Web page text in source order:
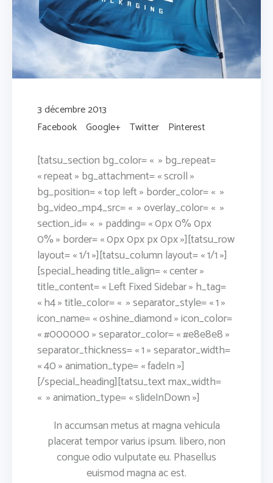
3 décembre 2013
Facebook Google+ Twitter Pinterest
[tatsu_section bg_color= « » bg_repeat=
« repeat » bg_attachment= « scroll »
bg_position= « top left » border_color= « »
bg_video_mp4_src= « » overlay_color= « »
section_id= « » padding= « 0px 0% 0px
0% » border= « 0px 0px px 0px »][tatsu_row
layout= « 1/1 »][tatsu_column layout= « 1/1 »]
[special_heading title_align= « center »
title_content= « Left Fixed Sidebar » h_tag=
« h4 » title_color= « » separator_style= « 1 »
icon_name= « oshine_diamond » icon_color=
« #000000 » separator_color= « #e8e8e8 »
separator_thickness= « 1 » separator_width=
« 40 » animation_type= « fadeIn »]
[/special_heading][tatsu_text max_width=
« » animation_type= « slideInDown »]
In accumsan metus at magna vehicula
placerat tempor varius ipsum. libero, non
congue odio vulputate eu. Phasellus
euismod magna ac est.